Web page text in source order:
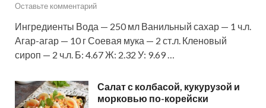
Оставьте комментарий
Ингредиенты Вода — 250 мл Ванильный сахар — 1 ч.л.
Агар-агар — 10 г Соевая мука — 2 ст.л. Кленовый
сироп — 2 ч.л. Б: 4.67 Ж: 2.32 У: 9.69 …
Салат с колбасой, кукурузой и
морковью по-корейски